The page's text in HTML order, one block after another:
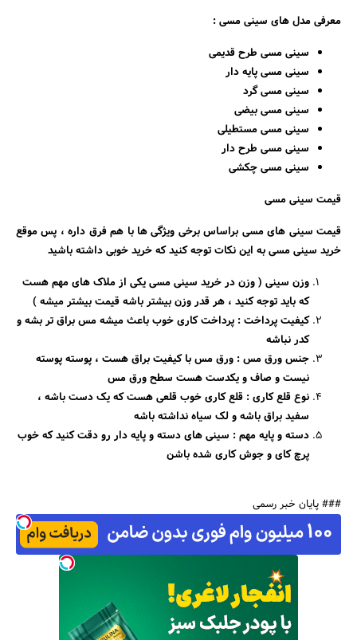
معرفی مدل های سینی مسی :
سینی مسی طرح قدیمی
سینی مسی پایه دار
سینی مسی گرد
سینی مسی بیضی
سینی مسی مستطیلی
سینی مسی طرح دار
سینی مسی چکشی
قیمت سینی مسی
قیمت سینی های مسی براساس برخی ویژگی ها با هم فرق داره ، پس موقع
خرید سینی مسی به این نکات توجه کنید که خرید خوبی داشته باشید
وزن سینی ( وزن در خرید سینی مسی یکی از ملاک های مهم هست
که باید توجه کنید ، هر قدر وزن بیشتر باشه قیمت بیشتر میشه )
کیفیت پرداخت : پرداخت کاری خوب باعث میشه مس براق تر بشه و
کدر نباشه
جنس ورق مس : ورق مس با کیفیت براق هست ، پوسته پوسته
نیست و صاف و یکدست هست سطح ورق مس
نوع قلع کاری : قلع کاری خوب قلعی هست که یک دست باشه ،
سفید براق باشه و لک سیاه نداشته باشه
دسته و پایه مهم : سینی های دسته و پایه دار رو دقت کنید که خوب
پرچ کای و جوش کاری شده باشن
### پایان خبر رسمی